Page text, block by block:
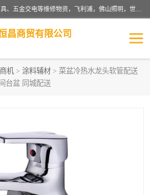
专业配送水暖器材、光源灯具、五金交电等维修物资，飞利浦，佛山照明，世达，博世，九牧，特陶等各产品涉及国内外知名品牌。公司专注与物业、学校、酒店、工厂等单位合作，提供一站式配送服务，降低客户综合成本。依托电子商务改变传统模式，以专业的团队为客户提供24H物资配送到达，货到月结、统一开票，便捷退换等服务，提高了企业的运营效率。
昌商贸有限公司
机 > 涂料辅材 > 菜盆冷热水龙头软管配送
台盆 同城配送
电料灯饰